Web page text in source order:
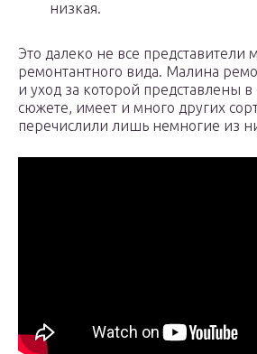
низкая.
Это далеко не все представители
ремонтантного вида. Малина
и уход за которой представлены
сюжете, имеет и много других
перечислили лишь немногие из